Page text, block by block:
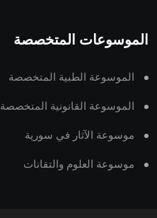
الموسوعات المتخصصة
الموسوعة الطبية المتخصصة
الموسوعة القانونية المتخصصة
موسوعة الآثار في سورية
موسوعة العلوم والتقانات